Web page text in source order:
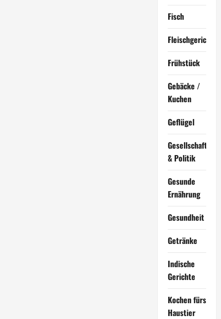
Fisch
Fleischgerichte
Frühstück
Gebäcke /
Kuchen
Geflügel
Gesellschaft
& Politik
Gesunde
Ernährung
Gesundheit
Getränke
Indische
Gerichte
Kochen fürs
Haustier